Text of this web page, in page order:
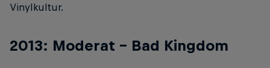
Vinylkultur.
2013: Moderat – Bad Kingdom